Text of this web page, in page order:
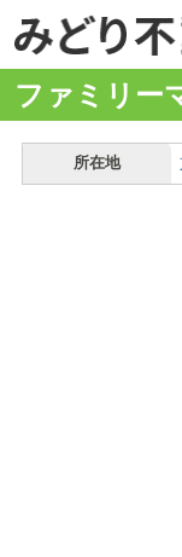
ファミリー
所在地